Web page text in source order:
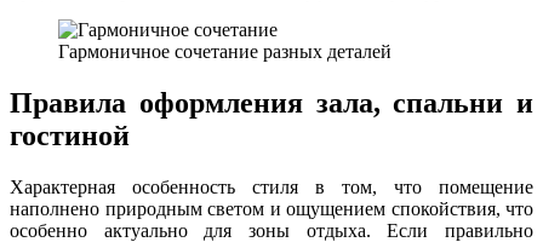
Гармоничное сочетание разных деталей
Правила оформления зала, спальни и
гостиной
Характерная особенность стиля в том, что помещение
наполнено природным светом и ощущением спокойствия, что
особенно актуально для зоны отдыха. Если правильно